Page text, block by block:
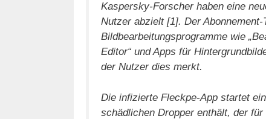
Kaspersky-Forscher haben eine
Nutzer abzielt [1]. Der Abonnement-
Bildbearbeitungsprogramme wie
Editor“ und Apps für
der Nutzer dies merkt.
Die infizierte Fleckpe-App startet
schädlichen Dropper enthält, der